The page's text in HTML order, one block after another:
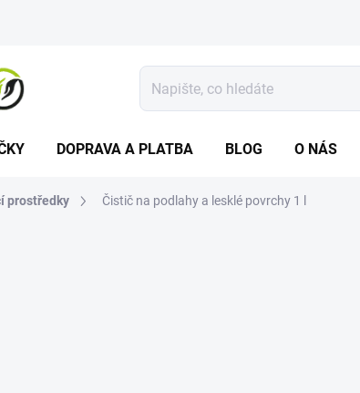
DOPRAVA A PLATBA BLOG O NÁS
prostředky Čistič na podlahy a lesklé povrchy 1 l